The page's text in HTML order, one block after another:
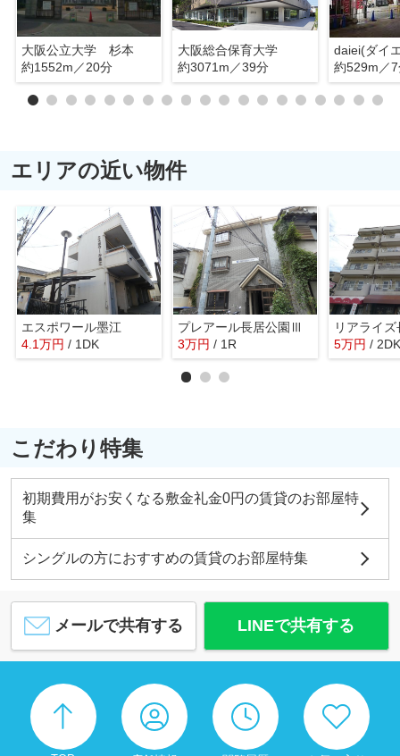
大阪公立大学 杉本
約1552m／20分
大阪総合保育大学
約3071m／39分
約529m／
エリアの近い物件
エスポワール墨江
4.1万円 / 1DK
プレアール長居公園Ⅲ
3万円 / 1R
リアライズ
5万円 / 2DK
こだわり特集
初期費用がお安くなる敷金礼金0円の賃貸のお部屋特
集
シングルの方におすすめの賃貸のお部屋特集
メールで共有する LINEで共有する